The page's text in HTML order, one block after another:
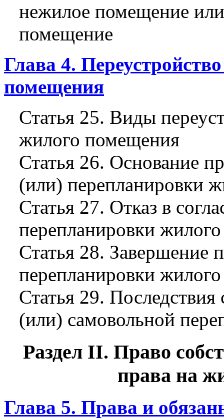
нежилое помещение
помещение
Глава 4.
помещения
Статья 25. Виды
жилого помещения
Статья 26. Основание
(или) перепланировки
Статья 27. Отказ в
перепланировки
Статья 28. Завершение
перепланировки
Статья 29. Последствия
(или) самовольной
Раздел II. Право
права на
Глава 5. Права и